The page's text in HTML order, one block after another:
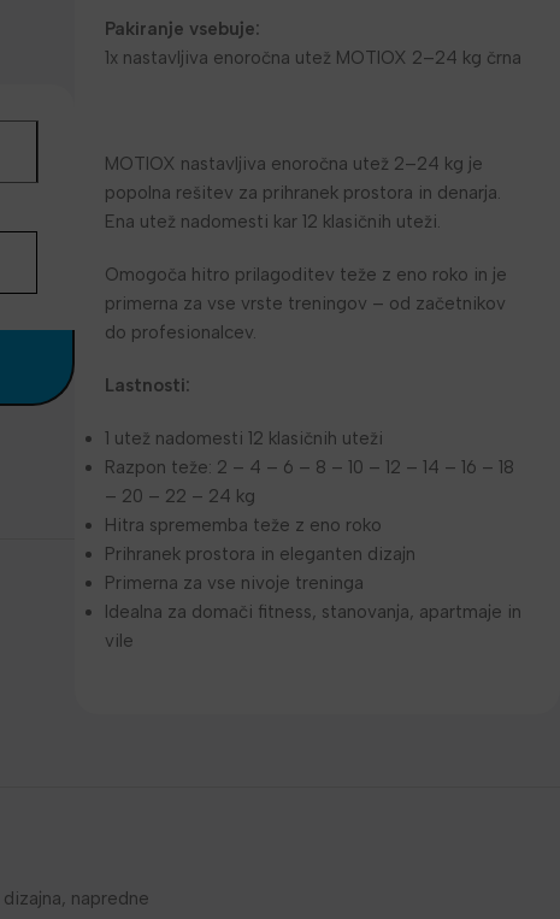
Pakiranje vsebuje:
1x nastavljiva enoročna utež MOTIOX 2–24 kg črna
MOTIOX nastavljiva enoročna utež 2–24 kg je
popolna rešitev za prihranek prostora in denarja.
Ena utež nadomesti kar 12 klasičnih uteži.
Omogoča hitro prilagoditev teže z eno roko in je
primerna za vse vrste treningov – od začetnikov
do profesionalcev.
Lastnosti:
1 utež nadomesti 12 klasičnih uteži
Razpon teže: 2 – 4 – 6 – 8 – 10 – 12 – 14 – 16 – 18
– 20 – 22 – 24 kg
Hitra sprememba teže z eno roko
Prihranek prostora in eleganten dizajn
Primerna za vse nivoje treninga
Idealna za domači fitness, stanovanja, apartmaje in
vile
napredne